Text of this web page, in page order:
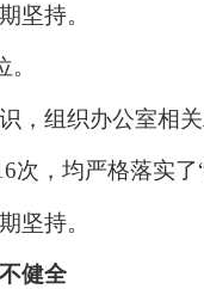
坚持。
，组织办公室相
次，均严格落实
坚持。
健全